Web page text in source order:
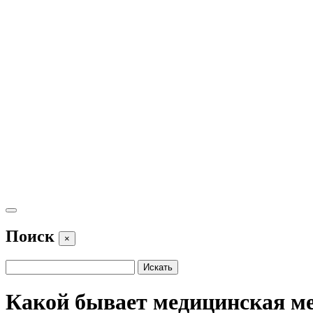
Поиск ×
Какой бывает медицинская